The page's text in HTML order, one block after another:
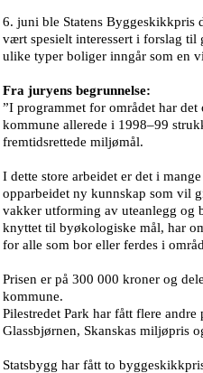
6. juni ble Statens Byggeskikkpris
vært spesielt interessert i forslag
ulike typer boliger inngår som en
Fra juryens begrunnelse:
”I programmet for området har
kommune allerede i 1998–99
fremtidsrettede miljømål.
I dette store arbeidet er det i
opparbeidet ny kunnskap som vil
vakker utforming av uteanlegg og
knyttet til byøkologiske mål, har
for alle som bor eller ferdes i
Prisen er på 300 000 kroner og
kommune.
Pilestredet Park har fått flere
Glassbjørnen, Skanskas miljøpris
Statsbygg har fått to